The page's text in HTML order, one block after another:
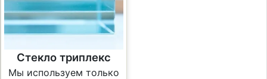
Стекло триплекс
Мы используем только